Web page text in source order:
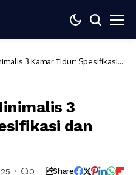
3 Kamar Tidur: Spesifikasi
3
dan
0 Share